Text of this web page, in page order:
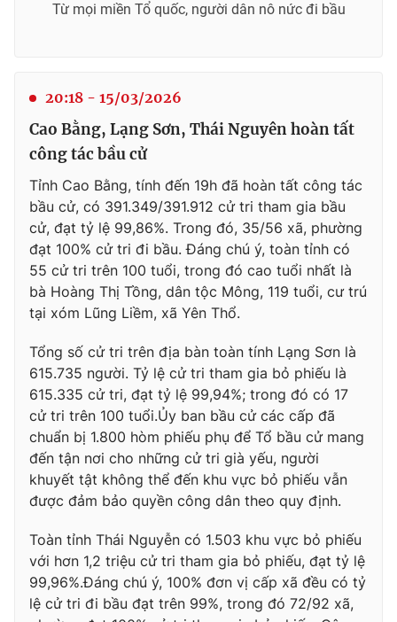
® Cấm sao chép dưới mọi hình thức nếu không có sự chấp
thuận bằng văn bản. Ghi rõ nguồn VTV.vn khi phát hành lại
thông tin từ website này.
Từ mọi miền Tổ quốc, người dân nô nức đi bầu
20:18 - 15/03/2026
Cao Bằng, Lạng Sơn, Thái Nguyên hoàn tất
công tác bầu cử
Tỉnh Cao Bằng, tính đến 19h đã hoàn tất công tác
bầu cử, có 391.349/391.912 cử tri tham gia bầu
cử, đạt tỷ lệ 99,86%. Trong đó, 35/56 xã, phường
đạt 100% cử tri đi bầu. Đáng chú ý, toàn tỉnh có
55 cử tri trên 100 tuổi, trong đó cao tuổi nhất là
bà Hoàng Thị Tồng, dân tộc Mông, 119 tuổi, cư trú
tại xóm Lũng Liềm, xã Yên Thổ.
Tổng số cử tri trên địa bàn toàn tính Lạng Sơn là
615.735 người. Tỷ lệ cử tri tham gia bỏ phiếu là
615.335 cử tri, đạt tỷ lệ 99,94%; trong đó có 17
cử tri trên 100 tuổi.Ủy ban bầu cử các cấp đã
chuẩn bị 1.800 hòm phiếu phụ để Tổ bầu cử mang
đến tận nơi cho những cử tri già yếu, người
khuyết tật không thể đến khu vực bỏ phiếu vẫn
được đảm bảo quyền công dân theo quy định.
Toàn tỉnh Thái Nguyễn có 1.503 khu vực bỏ phiếu
với hơn 1,2 triệu cử tri tham gia bỏ phiếu, đạt tỷ lệ
99,96%.Đáng chú ý, 100% đơn vị cấp xã đều có tỷ
lệ cử tri đi bầu đạt trên 99%, trong đó 72/92 xã,